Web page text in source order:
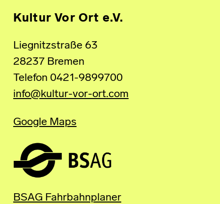
Kultur Vor Ort e.V.
Liegnitzstraße 63
28237 Bremen
Telefon 0421-9899700
info@kultur-vor-ort.com
Google Maps
BSAG Fahrbahnplaner